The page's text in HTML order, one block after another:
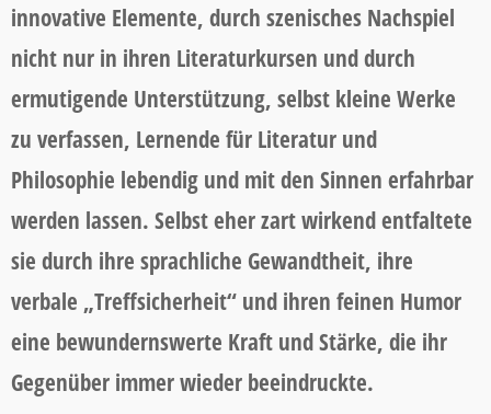
innovative Elemente, durch szenisches Nachspiel
nicht nur in ihren Literaturkursen und durch
ermutigende Unterstützung, selbst kleine Werke
zu verfassen, Lernende für Literatur und
Philosophie lebendig und mit den Sinnen erfahrbar
werden lassen. Selbst eher zart wirkend entfaltete
sie durch ihre sprachliche Gewandtheit, ihre
verbale „Treffsicherheit“ und ihren feinen Humor
eine bewundernswerte Kraft und Stärke, die ihr
Gegenüber immer wieder beeindruckte.